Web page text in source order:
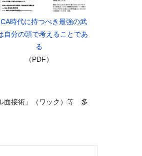
時代に持つべき最強の武
⾃分の頭で考えることであ
る
（PDF）
面接術」（ワック）等 多